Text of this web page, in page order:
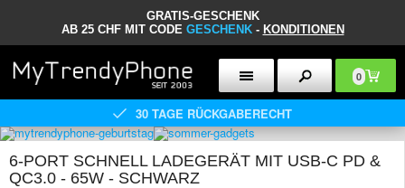
GRATIS-GESCHENK
AB 25 CHF MIT CODE GESCHENK- KONDITIONEN
0
30 TAGE RÜCKGABERECHT
6-PORT SCHNELL LADEGERÄT MIT USB-C PD &
QC3.0 - 65W - SCHWARZ